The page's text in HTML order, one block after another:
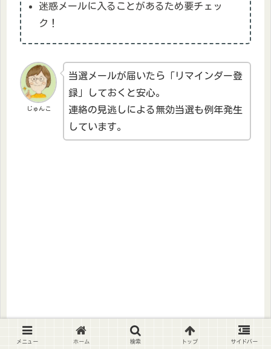
迷惑メールに入ることがあるため要チェッ
ク！
じゅんこ
当選メールが届いたら「リマインダー登
録」しておくと安心。
連絡の見逃しによる無効当選も例年発生
しています。
メニュー ホーム 検索 トップ サイドバー